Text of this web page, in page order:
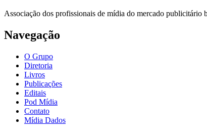
Associação dos profissionais de mídia do mercado publicitário
Navegação
O Grupo
Diretoria
Livros
Publicações
Editais
Pod Mídia
Contato
Mídia Dados